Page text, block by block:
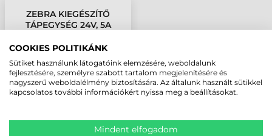
ZEBRA KIEGÉSZÍTŐ
TÁPEGYSÉG 24V, 5A
COOKIES POLITIKÁNK
Sütiket használunk látogatóink elemzésére, weboldalunk
fejlesztésére, személyre szabott tartalom megjelenítésére és
nagyszerű weboldalélmény biztosítására. Az általunk használt sütikkel
kapcsolatos további információkért nyissa meg a beállításokat.
Mindent elfogadom